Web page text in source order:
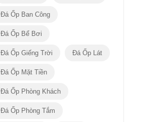
Đá Ốp Ban Công
Đá Ốp Bể Bơi
Đá Ốp Giếng Trời Đá Ốp Lát
Đá Ốp Mặt Tiền
Đá Ốp Phòng Khách
Đá Ốp Phòng Tắm